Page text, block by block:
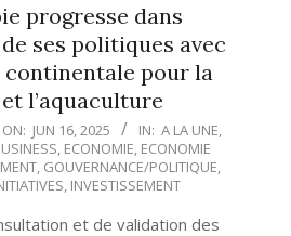
progresse dans
ses politiques avec
pour la
l’aquaculture
ON: JUN 16, 2025 IN: A LA UNE,
, ECONOMIE, ECONOMIE
, GOUVERNANCE/POLITIQUE,
, INVESTISSEMENT
et de validation des